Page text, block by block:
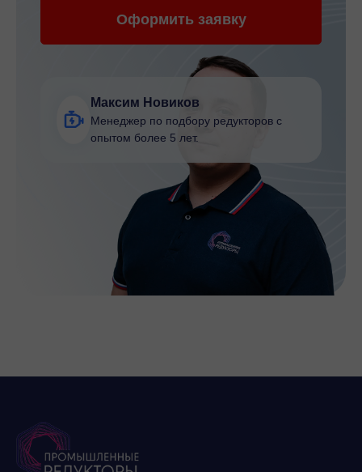
Оформить заявку
Максим Новиков
Менеджер по подбору редукторов с
опытом более 5 лет.